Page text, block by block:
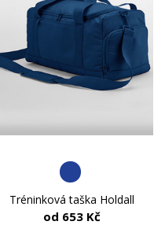
Tréninková taška Holdall
od 653 Kč